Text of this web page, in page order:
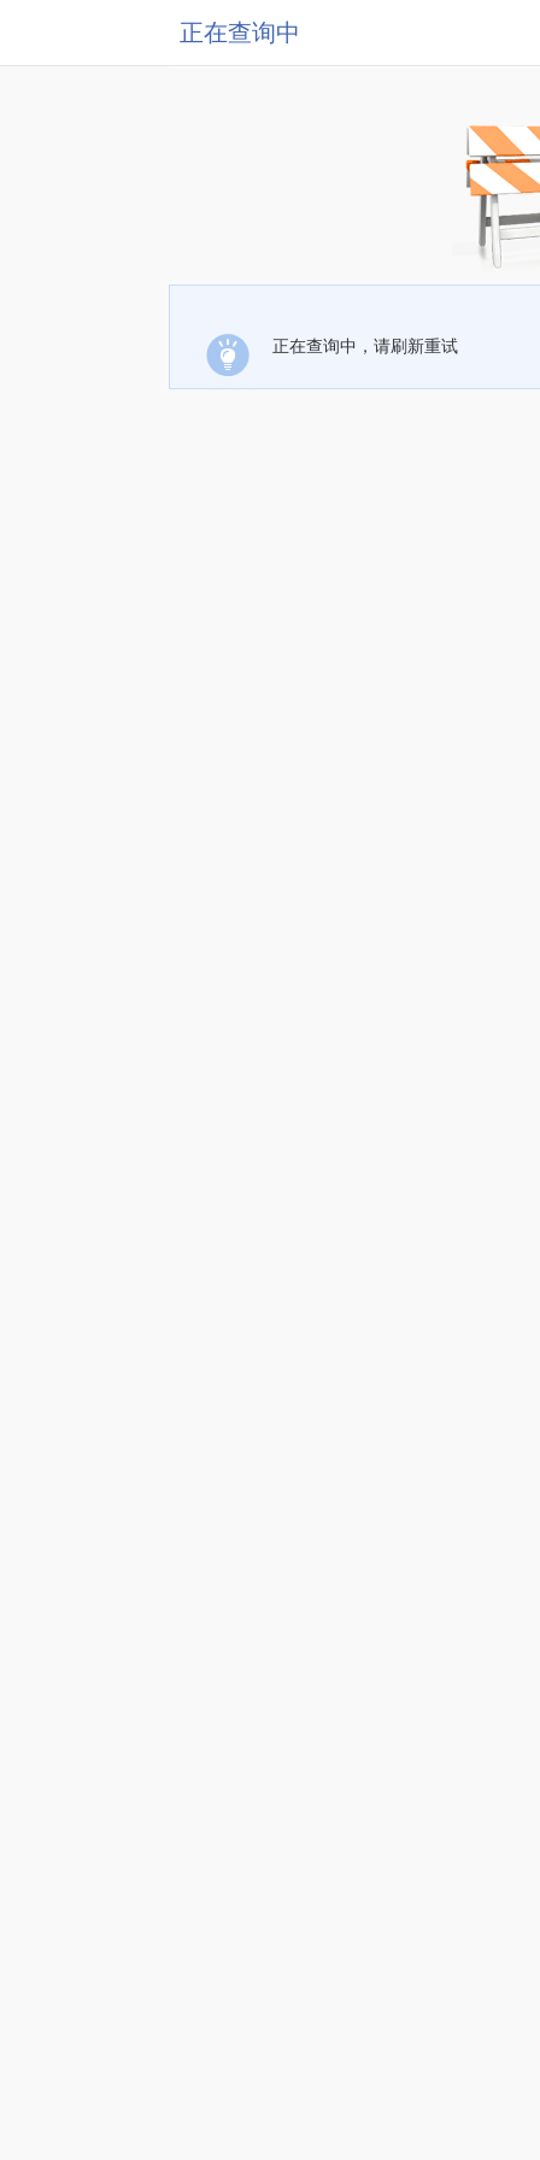
正在查询中
正在查询中，请刷新重试